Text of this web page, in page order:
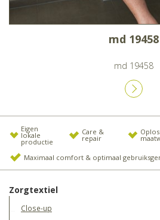
md 19458
md 19458
Eigen
lokale
productie
Care &
repair
Maximaal comfort & optimaal
Zorgtextiel
Close-up